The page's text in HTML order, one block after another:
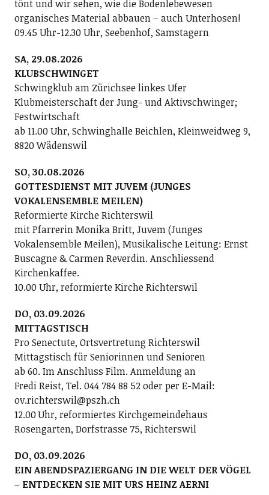
tönt und wir sehen, wie die Bodenlebewesen
organisches Material abbauen – auch Unterhosen!
09.45 Uhr-12.30 Uhr, Seebenhof, Samstagern
SA, 29.08.2026
KLUBSCHWINGET
Schwingklub am Zürichsee linkes Ufer
Klubmeisterschaft der Jung- und Aktivschwinger;
Festwirtschaft
ab 11.00 Uhr, Schwinghalle Beichlen, Kleinweidweg 9,
8820 Wädenswil
SO, 30.08.2026
GOTTESDIENST MIT JUVEM (JUNGES
VOKALENSEMBLE MEILEN)
Reformierte Kirche Richterswil
mit Pfarrerin Monika Britt, Juvem (Junges
Vokalensemble Meilen), Musikalische Leitung: Ernst
Buscagne & Carmen Reverdin. Anschliessend
Kirchenkaffee.
10.00 Uhr, reformierte Kirche Richterswil
DO, 03.09.2026
MITTAGSTISCH
Pro Senectute, Ortsvertretung Richterswil
Mittagstisch für Seniorinnen und Senioren
ab 60. Im Anschluss Film. Anmeldung an
Fredi Reist, Tel. 044 784 88 52 oder per E-Mail:
ov.richterswil@pszh.ch
12.00 Uhr, reformiertes Kirchgemeindehaus
Rosengarten, Dorfstrasse 75, Richterswil
DO, 03.09.2026
EIN ABENDSPAZIERGANG IN DIE WELT DER VÖGEL
– ENTDECKEN SIE MIT URS HEINZ AERNI